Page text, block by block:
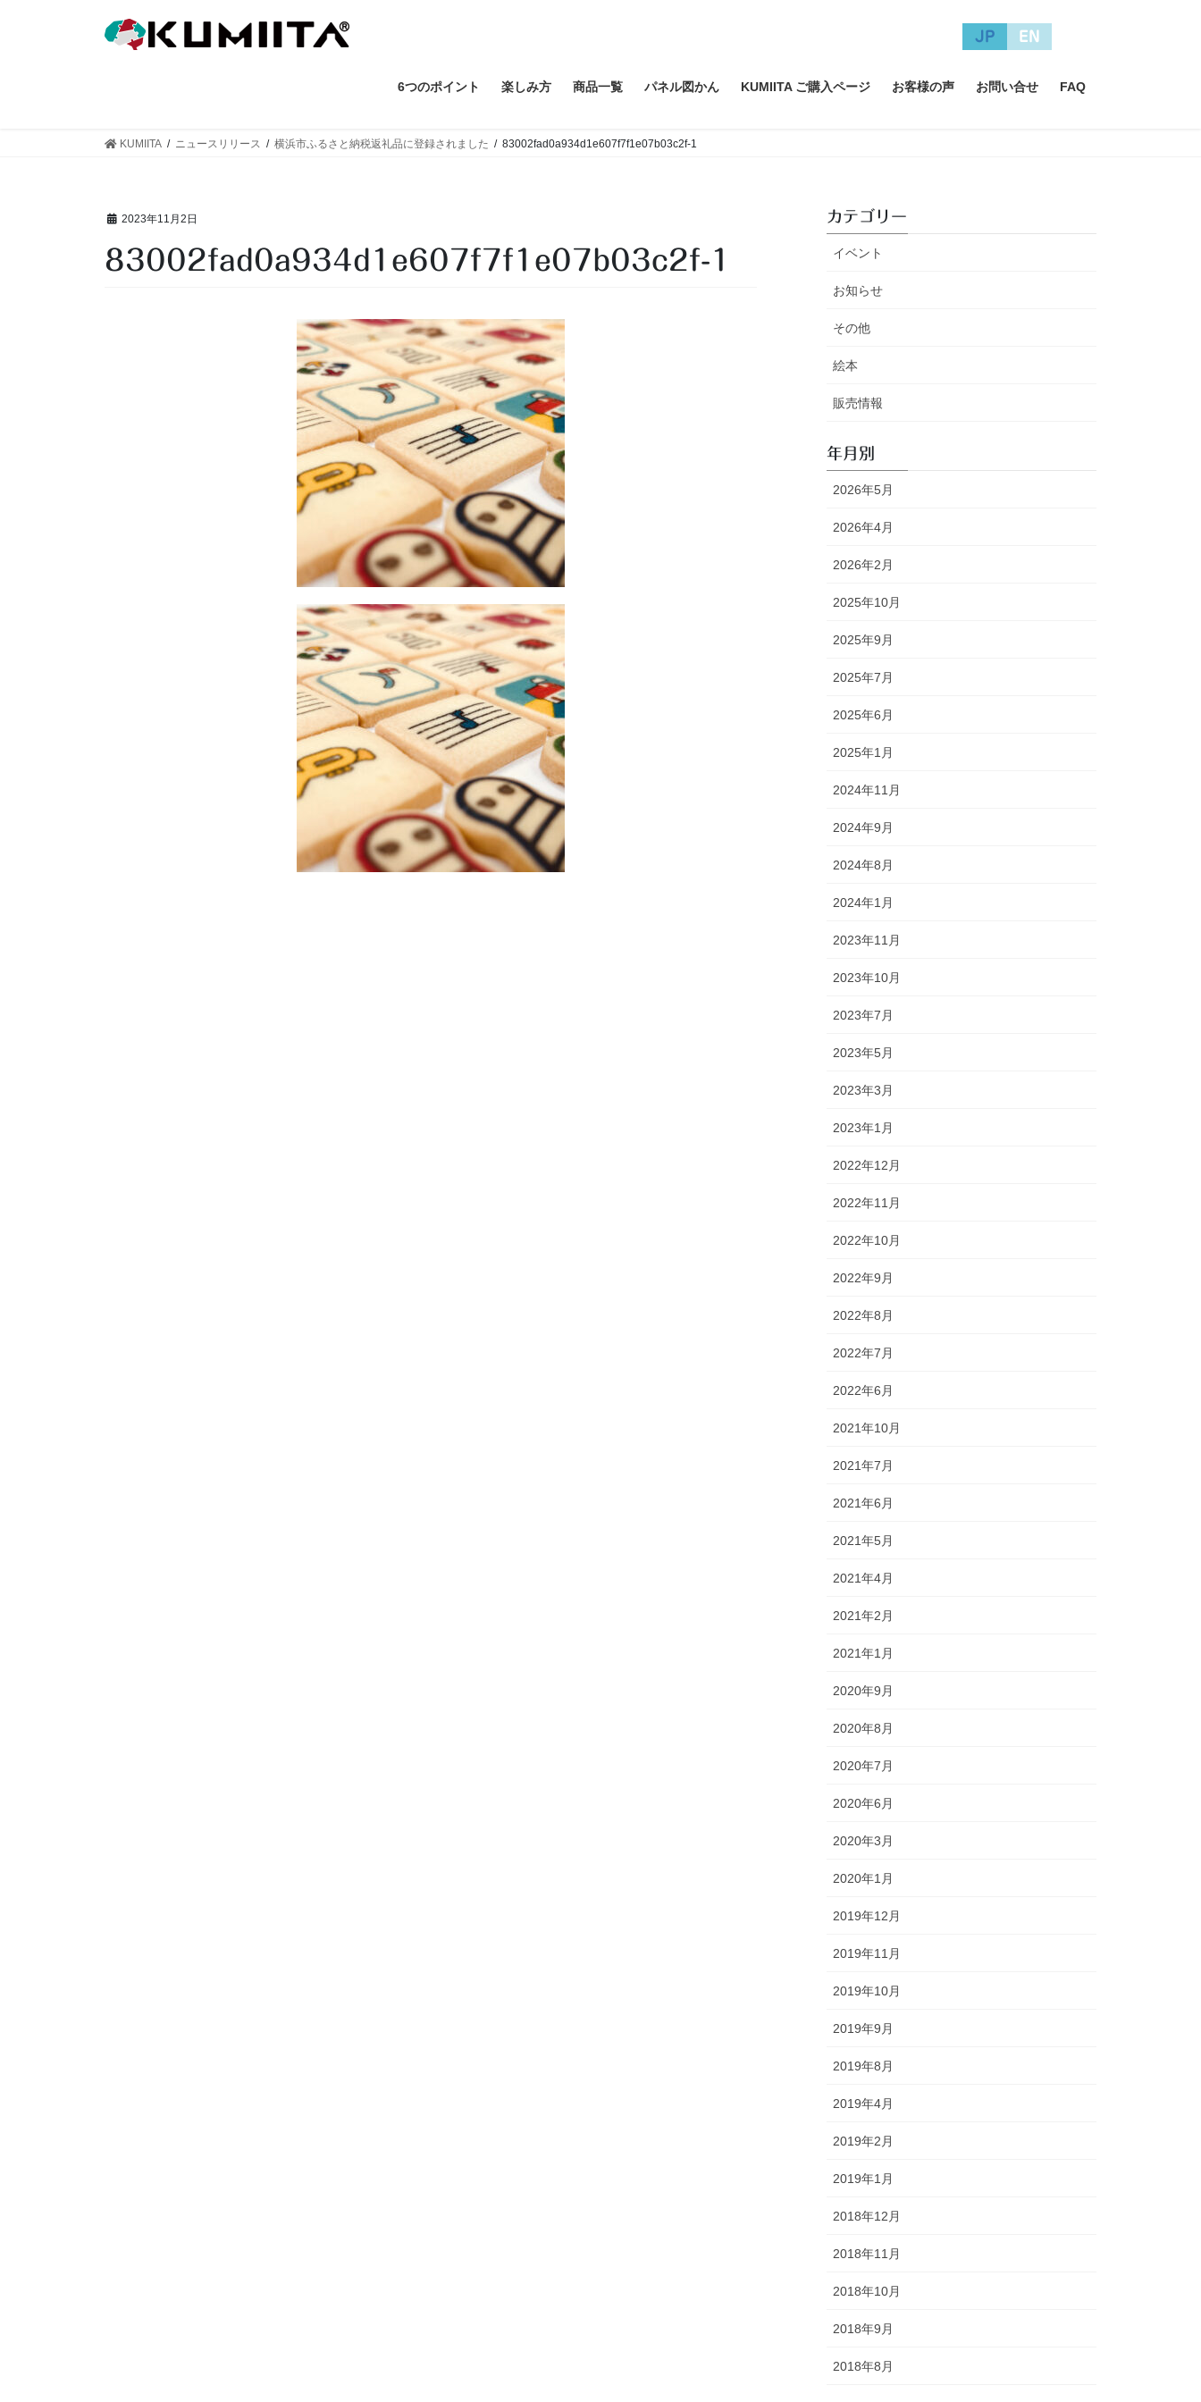
JP EN
6つのポイント 楽しみ方 商品一覧 パネル図かん KUMIITA ご購入ページ お客様の声 お問い合せ FAQ
KUMIITA ニュースリリース 横浜市ふるさと納税返礼品に登録されました 83002fad0a934d1e607f7f1e07b03c2f-1
2023年11月2日
83002fad0a934d1e607f7f1e07b03c2f-1
カテゴリー
イベント
お知らせ
その他
絵本
販売情報
年月別
2026年5月
2026年4月
2026年2月
2025年10月
2025年9月
2025年7月
2025年6月
2025年1月
2024年11月
2024年9月
2024年8月
2024年1月
2023年11月
2023年10月
2023年7月
2023年5月
2023年3月
2023年1月
2022年12月
2022年11月
2022年10月
2022年9月
2022年8月
2022年7月
2022年6月
2021年10月
2021年7月
2021年6月
2021年5月
2021年4月
2021年2月
2021年1月
2020年9月
2020年8月
2020年7月
2020年6月
2020年3月
2020年1月
2019年12月
2019年11月
2019年10月
2019年9月
2019年8月
2019年4月
2019年2月
2019年1月
2018年12月
2018年11月
2018年10月
2018年9月
2018年8月